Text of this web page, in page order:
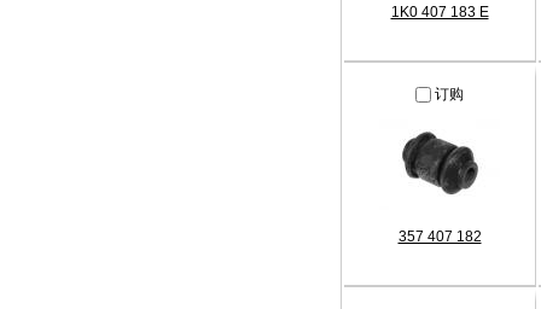
1K0 407 183 E
订购
357 407 182